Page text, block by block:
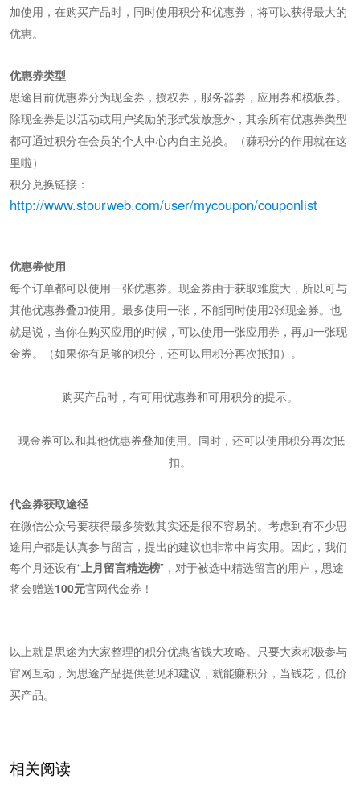
加使用，在购买产品时，同时使用积分和优惠券，将可以获得最大的
优惠。
优惠券类型
思途目前优惠券分为现金券，授权券，服务器劵，应用券和模板券。
除现金券是以活动或用户奖励的形式发放意外，其余所有优惠券类型
都可通过积分在会员的个人中心内自主兑换。（赚积分的作用就在这
里啦）
积分兑换链接：
http://www.stourweb.com/user/mycoupon/couponlist
优惠券使用
每个订单都可以使用一张优惠券。现金券由于获取难度大，所以可与
其他优惠券叠加使用。最多使用一张，不能同时使用2张现金券。也
就是说，当你在购买应用的时候，可以使用一张应用券，再加一张现
金券。（如果你有足够的积分，还可以用积分再次抵扣）。
购买产品时，有可用优惠券和可用积分的提示。
现金券可以和其他优惠券叠加使用。同时，还可以使用积分再次抵
扣。
代金券获取途径
在微信公众号要获得最多赞数其实还是很不容易的。考虑到有不少思
途用户都是认真参与留言，提出的建议也非常中肯实用。因此，我们
每个月还设有“上月留言精选榜”，对于被选中精选留言的用户，思途
将会赠送100元官网代金券！
以上就是思途为大家整理的积分优惠省钱大攻略。只要大家积极参与
官网互动，为思途产品提供意见和建议，就能赚积分，当钱花，低价
买产品。
相关阅读